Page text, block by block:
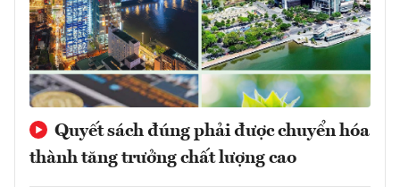
Quyết sách đúng phải được chuyển hóa
thành tăng trưởng chất lượng cao